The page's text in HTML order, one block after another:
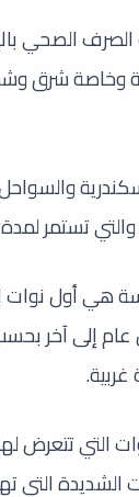
الصحي
شرق
تستمر لمدة 4 أيام متصلة.
غربية.
التي تتعرض
الشديدة التي